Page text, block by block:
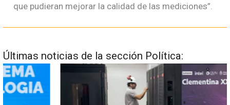
que pudieran mejorar la calidad de las mediciones”.
Últimas noticias de la sección Política: